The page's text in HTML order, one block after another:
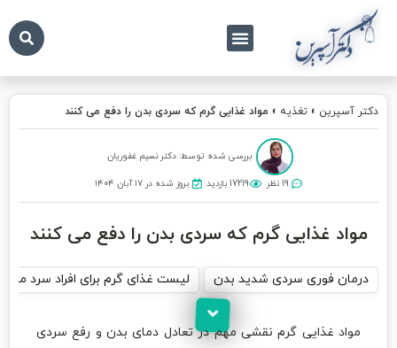
دکتر آسپرین » تغذیه » مواد غذایی گرم که سردی بدن را دفع می کنند
بررسی شده توسط: دکتر نسیم غفوریان
19 نظر 17219 بازدید بروز شده در ۱۷ آبان ۱۴۰۴
مواد غذایی گرم که سردی بدن را دفع می کنند
درمان فوری سردی شدید بدن لیست غذای گرم برای افراد سرد مزاج
مواد غذایی گرم نقشی مهم در تعادل دمای بدن و رفع سردی